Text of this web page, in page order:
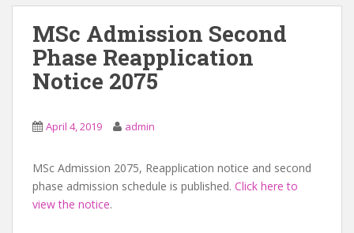
MSc Admission Second
Phase Reapplication
Notice 2075
April 4, 2019 admin
MSc Admission 2075, Reapplication notice and second
phase admission schedule is published. Click here to
view the notice.